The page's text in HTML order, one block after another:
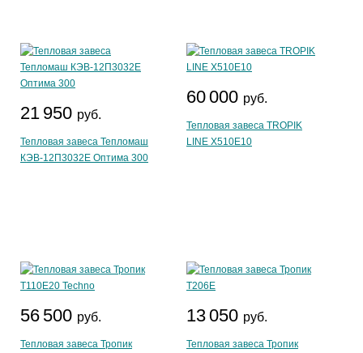
21 950 руб.
Тепловая завеса Тепломаш
КЭВ-12П3032Е Оптима 300
60 000 руб.
Тепловая завеса TROPIK
LINE Х510Е10
56 500 руб.
Тепловая завеса Тропик
13 050 руб.
Тепловая завеса Тропик